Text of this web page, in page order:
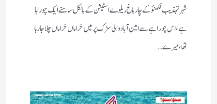
شہر تہذیب لکھنؤکے چارباغ ریلوے اسٹیشن کے بالکل سامنے ایک چوراہا
ہے ،اس چوراہے سے امین آباد والی سڑک پرمیں خراماں خراماں چلاجا رہا
تھا،میرے…